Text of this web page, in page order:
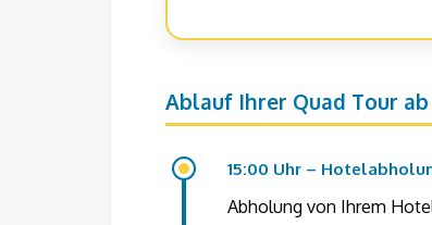
Ablauf Ihrer Quad Tour ab
15:00 Uhr –
Abholung von Ihrem